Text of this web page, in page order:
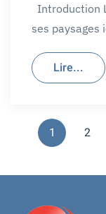
Introduction
ses
Lire...
1 2